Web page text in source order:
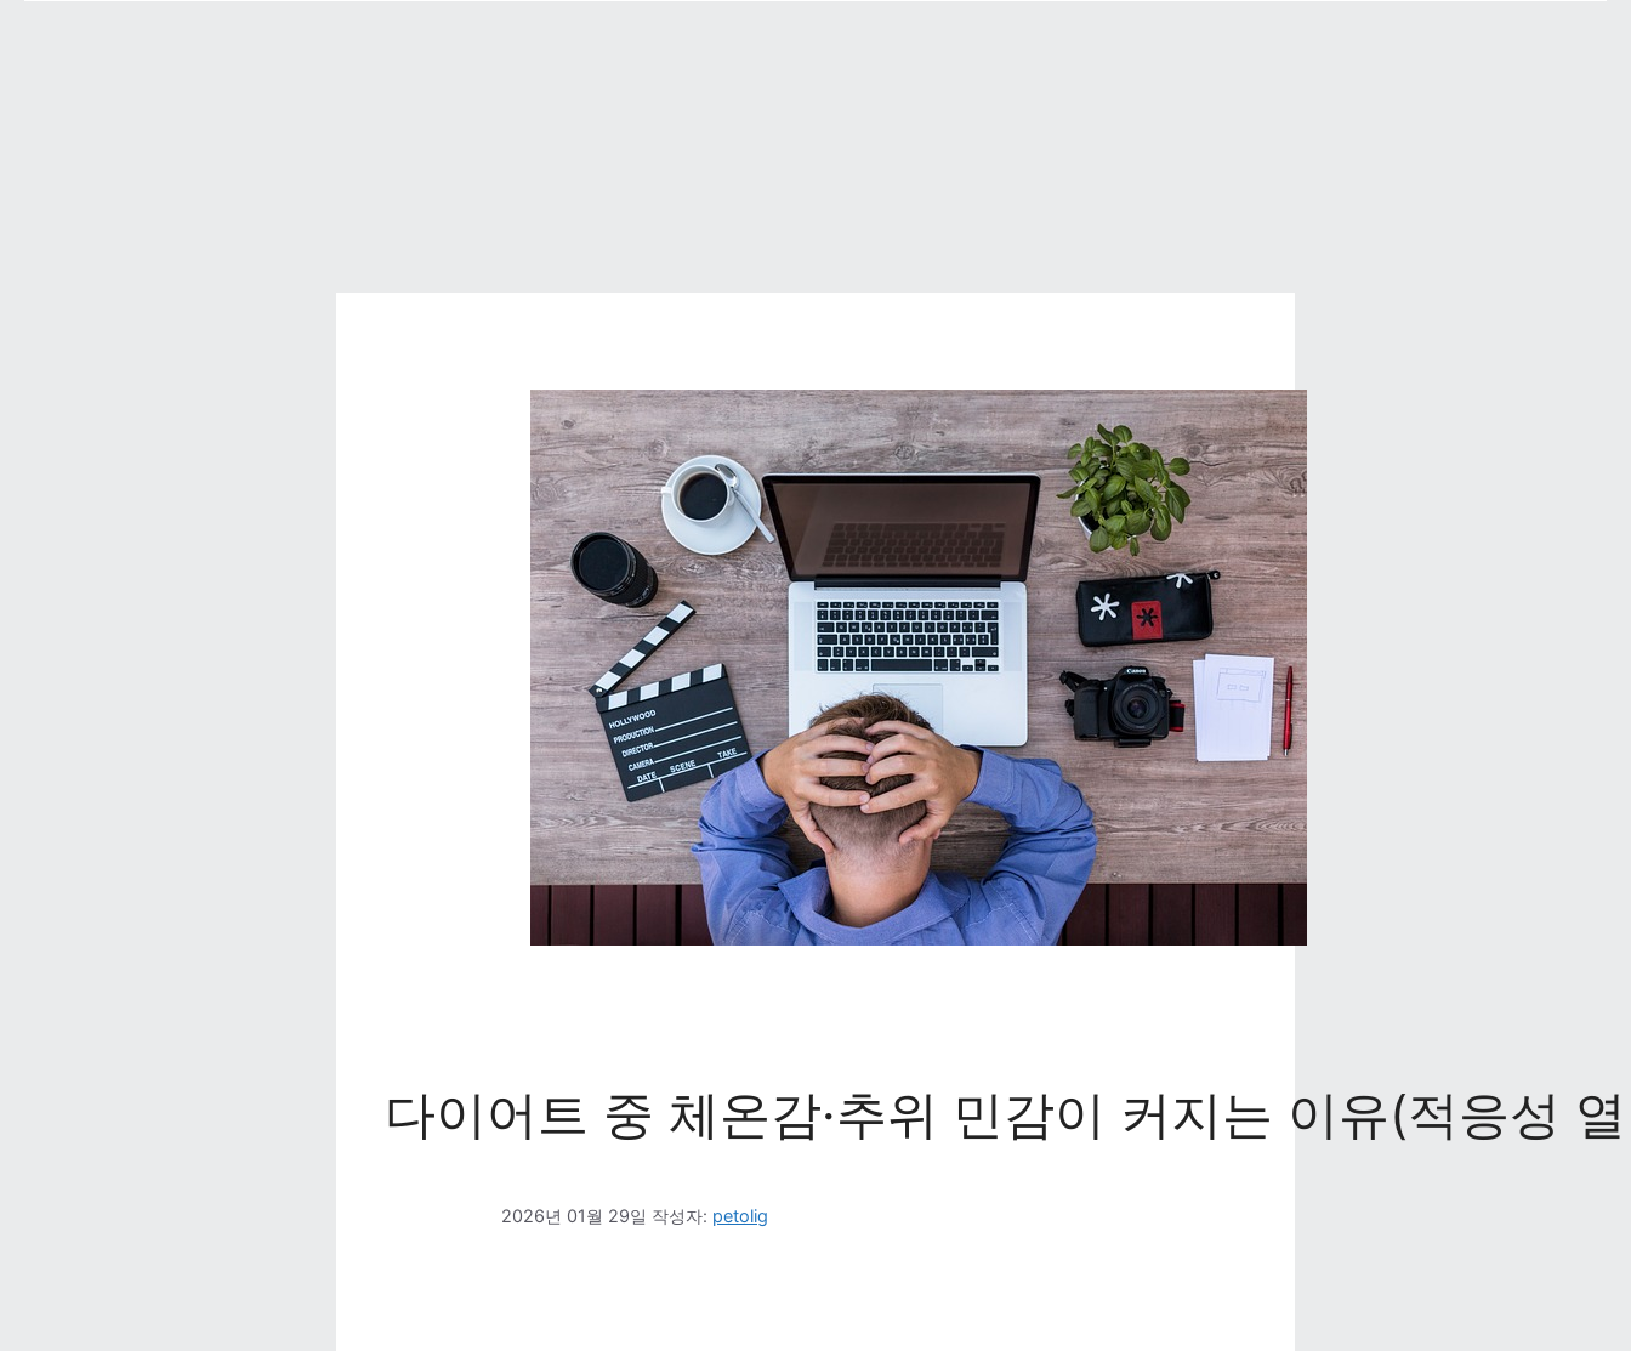
다이어트 중 체온감·추위 민감이 커지는 이유(적응성
2026년 01월 29일 작성자: petolig